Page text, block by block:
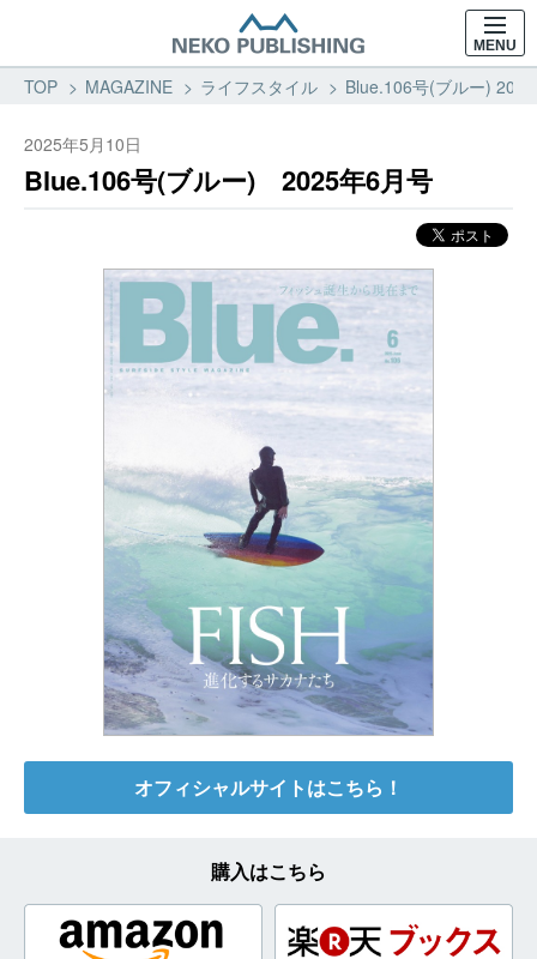
MENU
TOP MAGAZINE ライフスタイル Blue.106号(ブルー)
2025年5月10日
Blue.106号(ブルー) 2025年6月号
オフィシャルサイトはこちら！
購入はこちら